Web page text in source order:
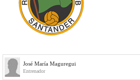
José María Maguregui
Entrenador